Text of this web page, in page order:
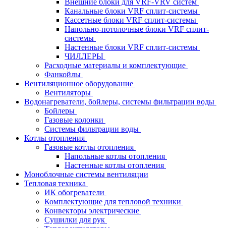
Внешние блоки для VRF-VRV систем
Канальные блоки VRF сплит-системы
Кассетные блоки VRF сплит-системы
Напольно-потолочные блоки VRF сплит-
системы
Настенные блоки VRF сплит-системы
ЧИЛЛЕРЫ
Расходные материалы и комплектующие
Фанкойлы
Вентиляционное оборудование
Вентиляторы
Водонагреватели, бойлеры, системы фильтрации воды
Бойлеры
Газовые колонки
Системы фильтрации воды
Котлы отопления
Газовые котлы отопления
Напольные котлы отопления
Настенные котлы отопления
Моноблочные системы вентиляции
Тепловая техника
ИК обогреватели
Комплектующие для тепловой техники
Конвекторы электрические
Сушилки для рук